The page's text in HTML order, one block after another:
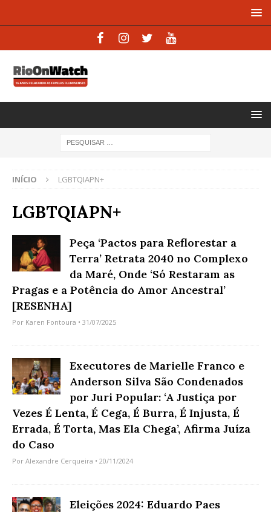
INÍCIO LGBTQIAPN+
LGBTQIAPN+
Peça ‘Pactos para Reflorestar a
Terra’ Retrata 2040 no Complexo
da Maré, Onde ‘Só Restaram as
Pragas e a Potência do Amor Ancestral’
[RESENHA]
Por Karen Fontoura • 31/07/2025
Executores de Marielle Franco e
Anderson Silva São Condenados
por Juri Popular: ‘A Justiça por
Vezes É Lenta, É Cega, É Burra, É Injusta, É
Errada, É Torta, Mas Ela Chega’, Afirma Juíza
do Caso
Por Alexandre Cerqueira • 20/11/2024
Eleições 2024: Eduardo Paes